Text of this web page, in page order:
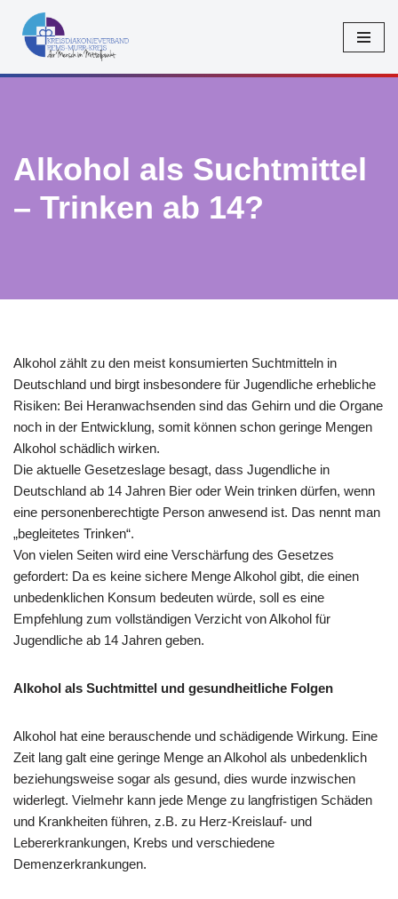
Zum
Alkohol als Suchtmittel
– Trinken ab 14?
Alkohol zählt zu den meist konsumierten Suchtmitteln in
Deutschland und birgt insbesondere für Jugendliche erhebliche
Risiken: Bei Heranwachsenden sind das Gehirn und die Organe
noch in der Entwicklung, somit können schon geringe Mengen
Alkohol schädlich wirken.
Die aktuelle Gesetzeslage besagt, dass Jugendliche in
Deutschland ab 14 Jahren Bier oder Wein trinken dürfen, wenn
eine personenberechtigte Person anwesend ist. Das nennt man
„begleitetes Trinken“.
Von vielen Seiten wird eine Verschärfung des Gesetzes
gefordert: Da es keine sichere Menge Alkohol gibt, die einen
unbedenklichen Konsum bedeuten würde, soll es eine
Empfehlung zum vollständigen Verzicht von Alkohol für
Jugendliche ab 14 Jahren geben.
Alkohol als Suchtmittel und gesundheitliche Folgen
Alkohol hat eine berauschende und schädigende Wirkung. Eine
Zeit lang galt eine geringe Menge an Alkohol als unbedenklich
beziehungsweise sogar als gesund, dies wurde inzwischen
widerlegt. Vielmehr kann jede Menge zu langfristigen Schäden
und Krankheiten führen, z.B. zu Herz-Kreislauf- und
Lebererkrankungen, Krebs und verschiedene
Demenzerkrankungen.